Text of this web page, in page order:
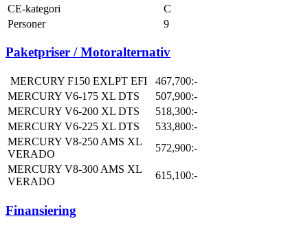
CE-kategori
C
Personer
9
Paketpriser / Motoralternativ
MERCURY F150 EXLPT EFI
467,700:-
MERCURY V6-175 XL DTS
507,900:-
MERCURY V6-200 XL DTS
518,300:-
MERCURY V6-225 XL DTS
533,800:-
MERCURY V8-250 AMS XL
VERADO
572,900:-
MERCURY V8-300 AMS XL
VERADO
615,100:-
Finansiering